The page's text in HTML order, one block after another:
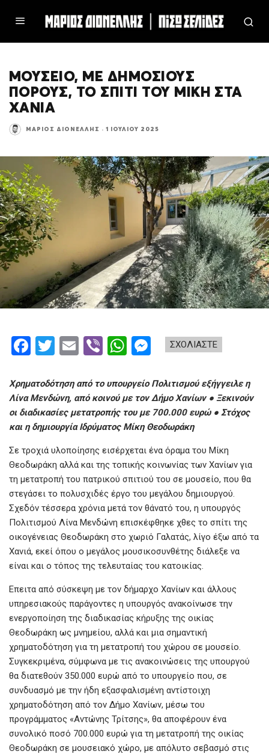
ΜΟΥΣΕΙΟ, ΜΕ ΔΗΜΟΣΙΟΥΣ
ΠΟΡΟΥΣ, ΤΟ ΣΠΙΤΙ ΤΟΥ ΜΙΚΗ ΣΤΑ
ΧΑΝΙΑ
ΜΆΡΙΟΣ ΔΙΟΝΈΛΛΗΣ · 1 ΙΟΥΛΊΟΥ 2025
ΣΧΟΛΙΑΣΤΕ
F
ce
b
o
k
T
tt
er
E
ail
Vi
er
W
at
s
A
p
se
n
g
er
Χρηματοδότηση από το υπουργείο Πολιτισμού εξήγγειλε η
Λίνα Μενδώνη, από κοινού με τον Δήμο Χανίων ● Ξεκινούν
οι διαδικασίες μετατροπής του με 700.000 ευρώ ● Στόχος
και η δημιουργία Ιδρύματος Μίκη Θεοδωράκη
Σε τροχιά υλοποίησης εισέρχεται ένα όραμα του Μίκη
Θεοδωράκη αλλά και της τοπικής κοινωνίας των Χανίων για
τη μετατροπή του πατρικού σπιτιού του σε μουσείο, που θα
στεγάσει το πολυσχιδές έργο του μεγάλου δημιουργού.
Σχεδόν τέσσερα χρόνια μετά τον θάνατό του, η υπουργός
Πολιτισμού Λίνα Μενδώνη επισκέφθηκε χθες το σπίτι της
οικογένειας Θεοδωράκη στο χωριό Γαλατάς, λίγο έξω από τα
Χανιά, εκεί όπου ο μεγάλος μουσικοσυνθέτης διάλεξε να
είναι και ο τόπος της τελευταίας του κατοικίας.
Επειτα από σύσκεψη με τον δήμαρχο Χανίων και άλλους
υπηρεσιακούς παράγοντες η υπουργός ανακοίνωσε την
ενεργοποίηση της διαδικασίας κήρυξης της οικίας
Θεοδωράκη ως μνημείου, αλλά και μια σημαντική
χρηματοδότηση για τη μετατροπή του χώρου σε μουσείο.
Συγκεκριμένα, σύμφωνα με τις ανακοινώσεις της υπουργού
θα διατεθούν 350.000 ευρώ από το υπουργείο που, σε
συνδυασμό με την ήδη εξασφαλισμένη αντίστοιχη
χρηματοδότηση από τον Δήμο Χανίων, μέσω του
προγράμματος «Αντώνης Τρίτσης», θα αποφέρουν ένα
συνολικό ποσό 700.000 ευρώ για τη μετατροπή της οικίας
Θεοδωράκη σε μουσειακό χώρο, με απόλυτο σεβασμό στις